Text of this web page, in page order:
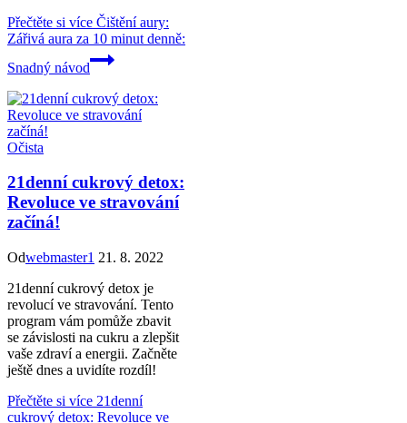
Přečtěte si více Čištění aury:
Zářivá aura za 10 minut denně:
Snadný návod
Očista
21denní cukrový detox:
Revoluce ve stravování
začíná!
Odwebmaster1 21. 8. 2022
21denní cukrový detox je
revolucí ve stravování. Tento
program vám pomůže zbavit
se závislosti na cukru a zlepšit
vaše zdraví a energii. Začněte
ještě dnes a uvidíte rozdíl!
Přečtěte si více 21denní
cukrový detox: Revoluce ve